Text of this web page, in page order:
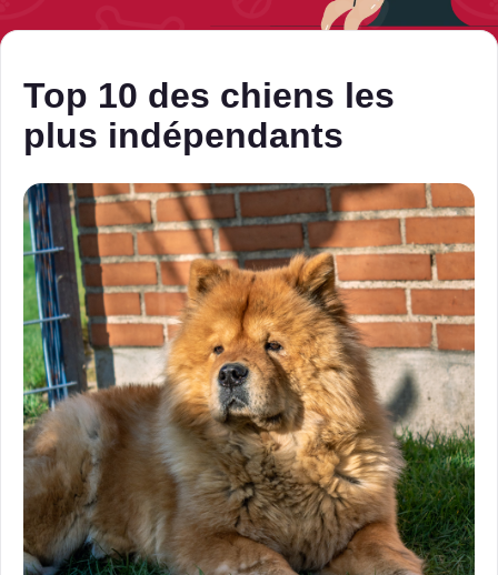
Top 10 des chiens les
plus indépendants